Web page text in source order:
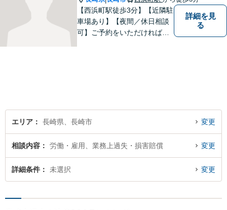
【西浜町駅徒歩3分】【近隣駐
車場あり】【夜間／休日相談
可】ご予約をいただければ、
詳細を見
る
エリア 長崎県、長崎市 変更
相談内容 労働・雇用、業務上過失・損害賠償 変更
詳細条件 未選択 変更